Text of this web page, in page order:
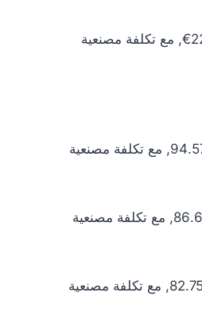
سعر الذهب عيار 6 اليوم يبلغ 20.14€ للشراء الخام و20.74€ للبيع الخام. أما مع إضافة المصنعية، فيرتفع سعر الشراء إلى 22.15€ وسعر البيع إلى 22.82€, مع تكلفة مصنعية
سعر الذهب عيار 24 اليوم يبلغ $83.47 للشراء الخام و$85.97 للبيع الخام. أما مع إضافة المصنعية، فيرتفع سعر الشراء إلى $91.82 وسعر البيع إلى $94.57, مع تكلفة مصنعية
سعر الذهب عيار 22 اليوم يبلغ $76.51 للشراء الخام و$78.81 للبيع الخام. أما مع إضافة المصنعية، فيرتفع سعر الشراء إلى $84.16 وسعر البيع إلى $86.69, مع تكلفة مصنعية
سعر الذهب عيار 21 اليوم يبلغ $73.03 للشراء الخام و$75.23 للبيع الخام. أما مع إضافة المصنعية، فيرتفع سعر الشراء إلى $80.34 وسعر البيع إلى $82.75, مع تكلفة مصنعية